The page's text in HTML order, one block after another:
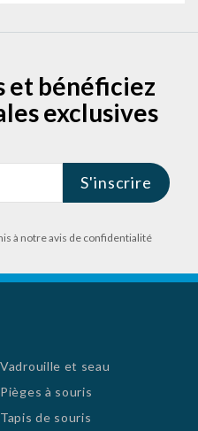
et bénéficiez
exclusives
S'inscrire
à notre avis de confidentialité
Vadrouille et seau
Pièges à souris
Tapis de souris